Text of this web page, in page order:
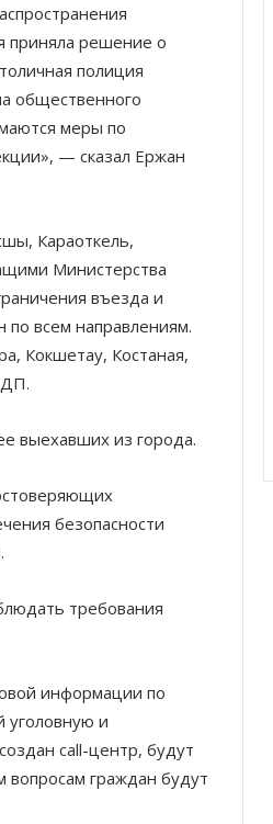
приняла решение о
полиция
общественного
меры по
— сказал Ержан
Караоткель,
Министерства
въезда и
всем направлениям.
Кокшетау, Костаная,
ДП.
выехавших из города.
безопасности
требования
информации по
уголовную и
call-центр, будут
граждан будут